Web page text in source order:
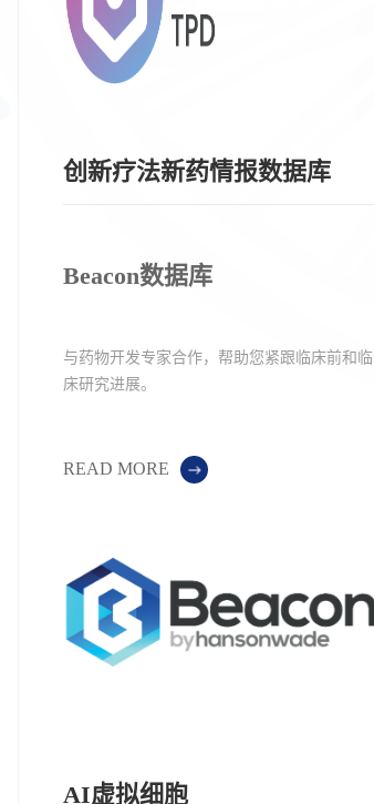
创新疗法新药情报数据库
Beacon数据库
与药物开发专家合作，帮助您紧跟临床前和临
床研究进展。
READ MORE
AI虚拟细胞